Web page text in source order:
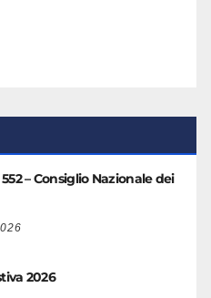
– Consiglio Nazionale dei
2026